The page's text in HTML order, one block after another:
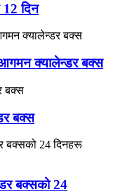
दिन
क्यालेन्डर बक्स
बक्स
बक्सको 24